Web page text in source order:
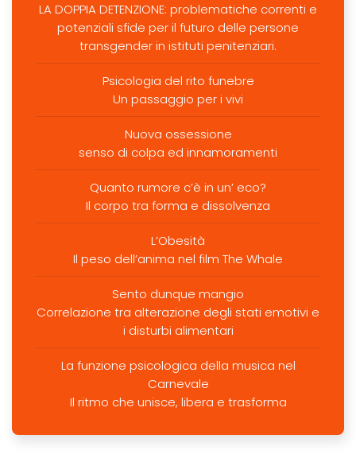
LA DOPPIA DETENZIONE: problematiche correnti e
potenziali sfide per il futuro delle persone
transgender in istituti penitenziari.
Psicologia del rito funebre
Un passaggio per i vivi
Nuova ossessione
senso di colpa ed innamoramenti
Quanto rumore c’è in un’ eco?
Il corpo tra forma e dissolvenza
L’Obesità
Il peso dell’anima nel film The Whale
Sento dunque mangio
Correlazione tra alterazione degli stati emotivi e
i disturbi alimentari
La funzione psicologica della musica nel
Carnevale
Il ritmo che unisce, libera e trasforma